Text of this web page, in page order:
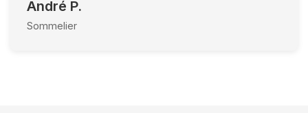
André P.
Sommelier